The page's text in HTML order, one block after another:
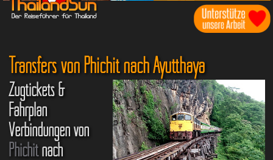
Transfers von Phichit nach Ayutthaya
Zugtickets &
Fahrplan
Verbindungen von
Phichitnach